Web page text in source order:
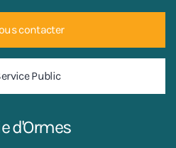
contacter
Public
d'Ormes